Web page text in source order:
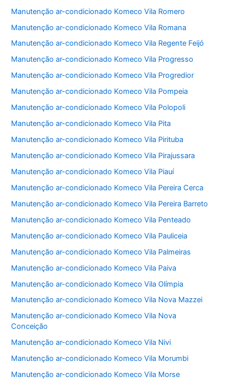
Manutenção ar-condicionado Komeco Vila Romero
Manutenção ar-condicionado Komeco Vila Romana
Manutenção ar-condicionado Komeco Vila Regente Feijó
Manutenção ar-condicionado Komeco Vila Progresso
Manutenção ar-condicionado Komeco Vila Progredior
Manutenção ar-condicionado Komeco Vila Pompeia
Manutenção ar-condicionado Komeco Vila Polopoli
Manutenção ar-condicionado Komeco Vila Pita
Manutenção ar-condicionado Komeco Vila Pirituba
Manutenção ar-condicionado Komeco Vila Pirajussara
Manutenção ar-condicionado Komeco Vila Piauí
Manutenção ar-condicionado Komeco Vila Pereira Cerca
Manutenção ar-condicionado Komeco Vila Pereira Barreto
Manutenção ar-condicionado Komeco Vila Penteado
Manutenção ar-condicionado Komeco Vila Pauliceia
Manutenção ar-condicionado Komeco Vila Palmeiras
Manutenção ar-condicionado Komeco Vila Paiva
Manutenção ar-condicionado Komeco Vila Olímpia
Manutenção ar-condicionado Komeco Vila Nova Mazzei
Manutenção ar-condicionado Komeco Vila Nova
Conceição
Manutenção ar-condicionado Komeco Vila Nivi
Manutenção ar-condicionado Komeco Vila Morumbi
Manutenção ar-condicionado Komeco Vila Morse